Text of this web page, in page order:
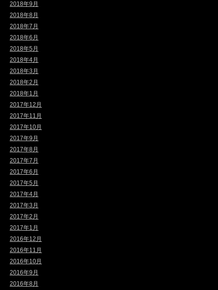
2018年9月
2018年8月
2018年7月
2018年6月
2018年5月
2018年4月
2018年3月
2018年2月
2018年1月
2017年12月
2017年11月
2017年10月
2017年9月
2017年8月
2017年7月
2017年6月
2017年5月
2017年4月
2017年3月
2017年2月
2017年1月
2016年12月
2016年11月
2016年10月
2016年9月
2016年8月